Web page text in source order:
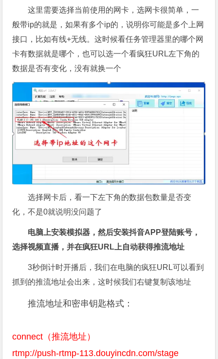
这里需要选择当前使用的网卡，选网卡很简单，一
般带ip的就是，如果有多个ip的，说明你可能是多个上网
接口，比如有线+无线。这时候看任务管理器里的哪个网
卡有数据就是哪个，也可以选一个看疯狂URL左下角的
数据是否有变化，没有就换一个
选择网卡后，看一下左下角的数据包数量是否变
化，不是0就说明没问题了
电脑上安装模拟器，然后安装抖音APP登陆账号，
选择视频直播，并在疯狂URL 上自动获得推流地址
3秒倒计时开播后，我们在电脑的疯狂URL可以看到
抓到的推流地址会出来，这时候我们右键复制该地址
推流地址和密串钥匙格式：
connect（推流地址）
rtmp://push-rtmp-113.douyincdn.com/stage